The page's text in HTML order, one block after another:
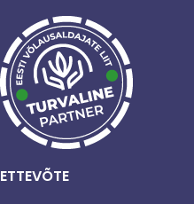
ETTEVÕTE